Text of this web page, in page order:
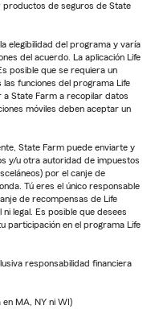
productos de seguros de State
elegibilidad del programa y varía
del acuerdo. La aplicación Life
posible que se requiera un
funciones del programa Life
a State Farm a recopilar datos
móviles deben aceptar un
State Farm puede enviarte y
y/u otra autoridad de impuestos
por el canje de
Tú eres el único responsable
de recompensas de Life
legal. Es posible que desees
participación en el programa Life
responsabilidad financiera
en MA, NY ni WI)